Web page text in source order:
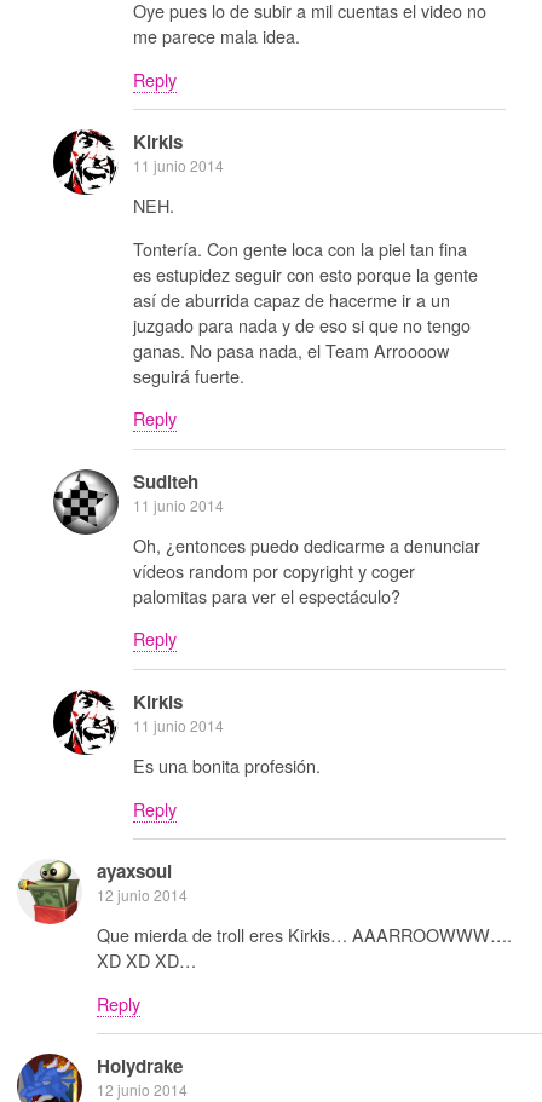
Oye pues lo de subir a mil cuentas el video no
me parece mala idea.
Reply
Kirkis
11 junio 2014
NEH.
Tontería. Con gente loca con la piel tan fina
es estupidez seguir con esto porque la gente
así de aburrida capaz de hacerme ir a un
juzgado para nada y de eso si que no tengo
ganas. No pasa nada, el Team Arroooow
seguirá fuerte.
Reply
Suditeh
11 junio 2014
Oh, ¿entonces puedo dedicarme a denunciar
vídeos random por copyright y coger
palomitas para ver el espectáculo?
Reply
Kirkis
11 junio 2014
Es una bonita profesión.
Reply
ayaxsoul
12 junio 2014
Que mierda de troll eres Kirkis… AAARROOWWW….
XD XD XD…
Reply
Holydrake
12 junio 2014